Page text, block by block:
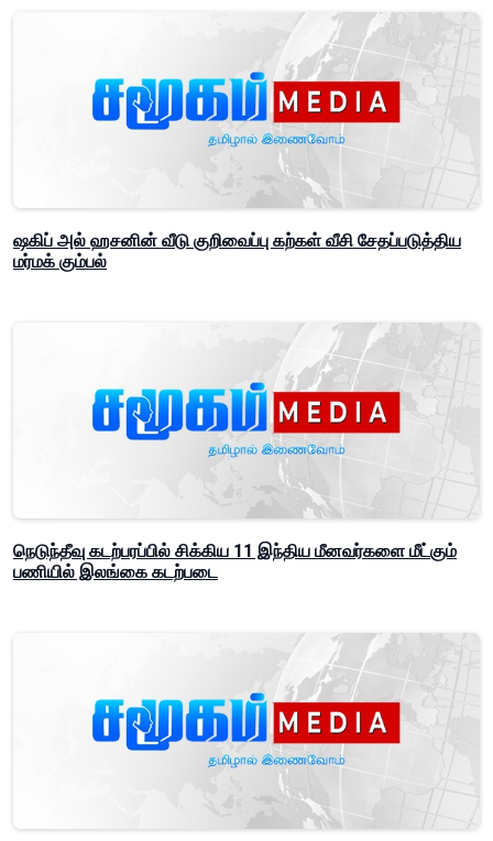
ஷகிப் அல் ஹசனின் வீடு குறிவைப்பு கற்கள் வீசி சேதப்படுத்திய
மர்மக் கும்பல்
நெடுந்தீவு கடற்பரப்பில் சிக்கிய 11 இந்திய மீனவர்களை மீட்கும்
பணியில் இலங்கை கடற்படை